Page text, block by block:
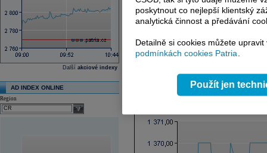
Další akciové indexy
AD INDEX ONLINE
Region
select
Ex-dividenda den
Průměrná cílová cena
Reklama
poskytnout co nejlepší klientský
analytická činnost a předávání
Detailně si cookies můžete
podmínkách cookies Patria.
Použít jen